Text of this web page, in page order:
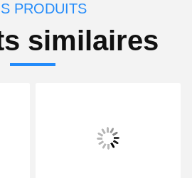
PRODUITS
similaires